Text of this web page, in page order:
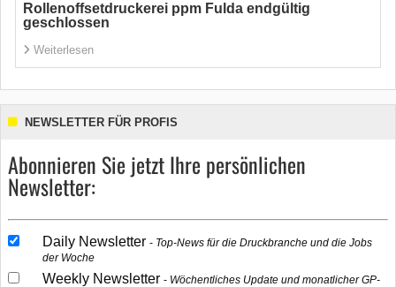
Rollenoffsetdruckerei ppm Fulda endgültig
geschlossen
Weiterlesen
NEWSLETTER FÜR PROFIS
Abonnieren Sie jetzt Ihre persönlichen
Newsletter:
Daily Newsletter
Top-News für die Druckbranche und die Jobs
der Woche
Weekly Newsletter
Wöchentliches Update und monatlicher GP-